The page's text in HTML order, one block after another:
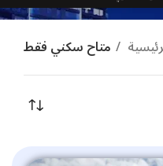
فقطمتاح سكني فقط